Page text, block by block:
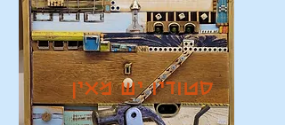
סטודיו יש מאין